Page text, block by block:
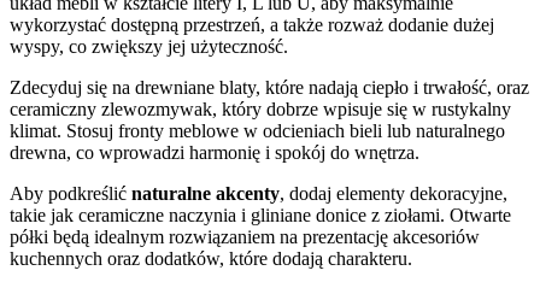
wykorzystać dostępną przestrzeń, a także rozważ dodanie dużej
wyspy, co zwiększy jej użyteczność.
Zdecyduj się na drewniane blaty, które nadają ciepło i trwałość, oraz
ceramiczny zlewozmywak, który dobrze wpisuje się w rustykalny
klimat. Stosuj fronty meblowe w odcieniach bieli lub naturalnego
drewna, co wprowadzi harmonię i spokój do wnętrza.
Aby podkreślić naturalne akcenty, dodaj elementy dekoracyjne,
takie jak ceramiczne naczynia i gliniane donice z ziołami. Otwarte
półki będą idealnym rozwiązaniem na prezentację akcesoriów
kuchennych oraz dodatków, które dodają charakteru.